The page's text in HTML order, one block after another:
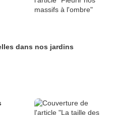
dans nos jardins